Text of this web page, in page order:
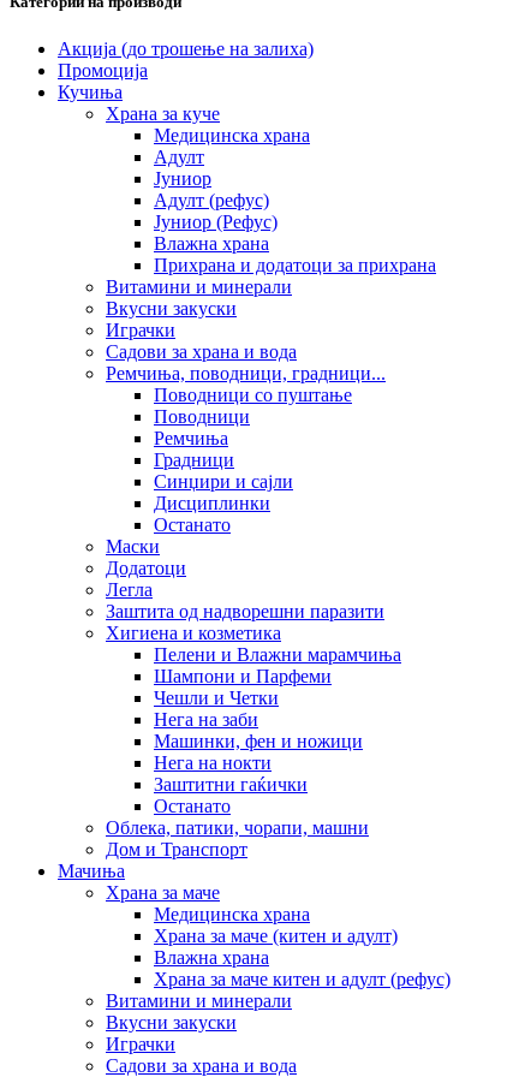
Акција (до трошење на залиха)
Промоција
Кучиња
Храна за куче
Медицинска храна
Адулт
Јуниор
Адулт (рефус)
Јуниор (Рефус)
Влажна храна
Прихрана и додатоци за прихрана
Витамини и минерали
Вкусни закуски
Играчки
Садови за храна и вода
Ремчиња, поводници, градници...
Поводници со пуштање
Поводници
Ремчиња
Градници
Синџири и сајли
Дисциплинки
Останато
Маски
Додатоци
Легла
Заштита од надворешни паразити
Хигиена и козметика
Пелени и Влажни марамчиња
Шампони и Парфеми
Чешли и Четки
Нега на заби
Машинки, фен и ножици
Нега на нокти
Заштитни гаќички
Останато
Облека, патики, чорапи, машни
Дом и Транспорт
Мачиња
Храна за маче
Медицинска храна
Храна за маче (китен и адулт)
Влажна храна
Храна за маче китен и адулт (рефус)
Витамини и минерали
Вкусни закуски
Играчки
Садови за храна и вода